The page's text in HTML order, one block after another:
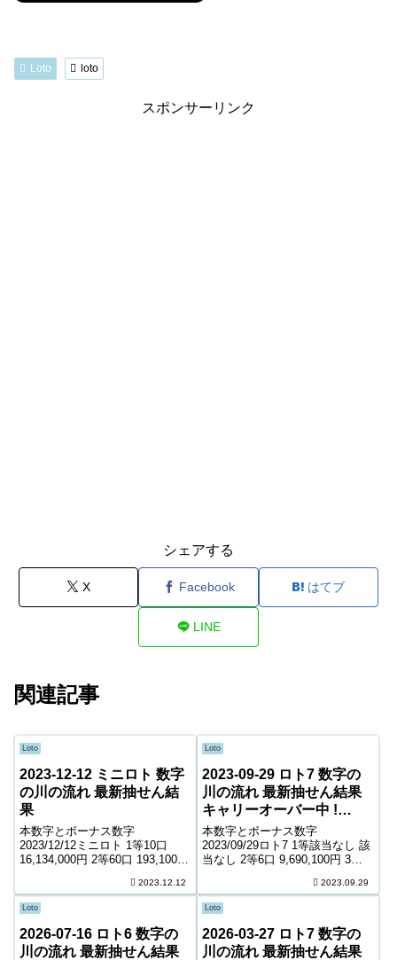
Loto loto
スポンサーリンク
シェアする
X Facebook はてブ
LINE
関連記事
Loto
2023-12-12 ミニロト 数字
の川の流れ 最新抽せん結
果
本数字とボーナス数字
2023/12/12ミニロト 1等10口
16,134,000円 2等60口 193,100円
口 1,000円 ＊抽せんの結果は最
終的に発売元の発表のものと照
合して下...
2023.12.12
Loto
2023-09-29 ロト7 数字の
川の流れ 最新抽せん結果
キャリーオーバー中 !
355,270,600円
本数字とボーナス数字
2023/09/29ロト7 1等該当なし 該
当なし 2等6口 9,690,100円 3等
12,000円 5等71,166口 1,600円 6
等136,784口 1,000...
2023.09.29
Loto
2026-07-16 ロト6 数字の
川の流れ 最新抽せん結果
Loto
2026-03-27 ロト7 数字の
川の流れ 最新抽せん結果